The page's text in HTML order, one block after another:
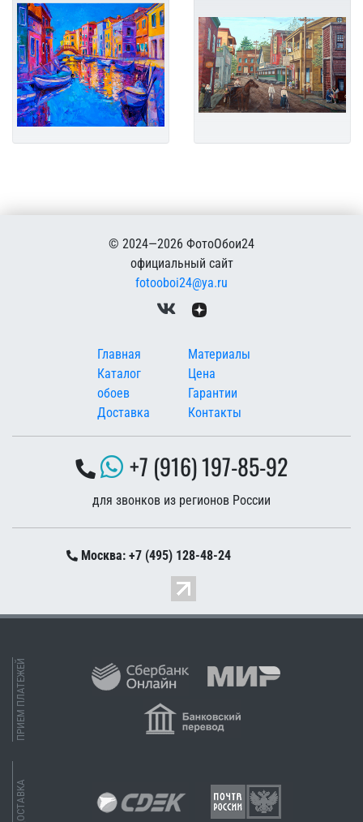
© 2024—2026 ФотоОбои24
официальный сайт
fotooboi24@ya.ru
Меню в подвале
Главная
Каталог
обоев
Доставка
Материалы
Цена
Гарантии
Контакты
+7 (916) 197-85-92
для звонков из регионов России
Москва: +7 (495) 128-48-24
ПРИЕМ ПЛАТЕЖЕЙ
ДОСТАВКА